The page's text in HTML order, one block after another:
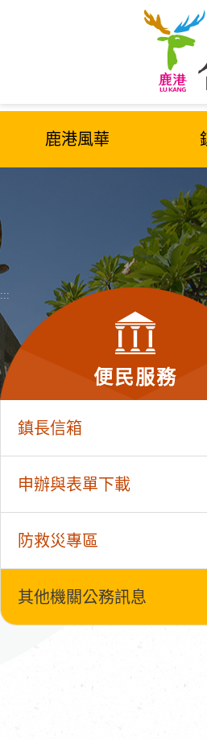
鹿港風華
:::
便民服務
鎮長信箱
申辦與表單下載
防救災專區
其他機關公務訊息